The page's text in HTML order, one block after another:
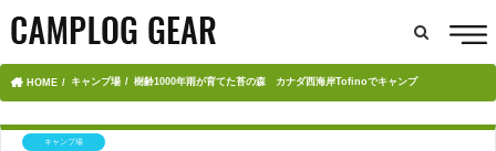
HOME キャンプ場 樹齢1000年雨が育てた苔の森 カナダ西海岸Tofinoでキャンプ
キャンプ場